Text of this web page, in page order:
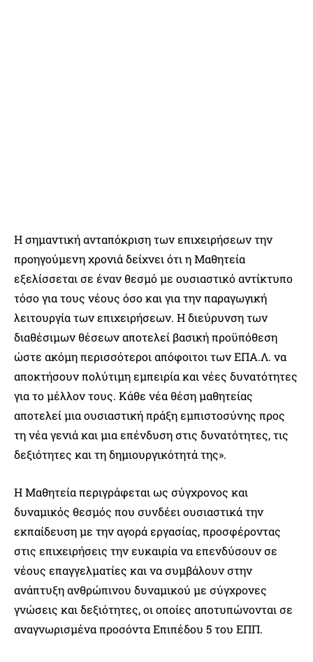
Η σημαντική ανταπόκριση των επιχειρήσεων την
προηγούμενη χρονιά δείχνει ότι η Μαθητεία
εξελίσσεται σε έναν θεσμό με ουσιαστικό αντίκτυπο
τόσο για τους νέους όσο και για την παραγωγική
λειτουργία των επιχειρήσεων. Η διεύρυνση των
διαθέσιμων θέσεων αποτελεί βασική προϋπόθεση
ώστε ακόμη περισσότεροι απόφοιτοι των ΕΠΑ.Λ. να
αποκτήσουν πολύτιμη εμπειρία και νέες δυνατότητες
για το μέλλον τους. Κάθε νέα θέση μαθητείας
αποτελεί μια ουσιαστική πράξη εμπιστοσύνης προς
τη νέα γενιά και μια επένδυση στις δυνατότητες, τις
δεξιότητες και τη δημιουργικότητά της».
Η Μαθητεία περιγράφεται ως σύγχρονος και
δυναμικός θεσμός που συνδέει ουσιαστικά την
εκπαίδευση με την αγορά εργασίας, προσφέροντας
στις επιχειρήσεις την ευκαιρία να επενδύσουν σε
νέους επαγγελματίες και να συμβάλουν στην
ανάπτυξη ανθρώπινου δυναμικού με σύγχρονες
γνώσεις και δεξιότητες, οι οποίες αποτυπώνονται σε
αναγνωρισμένα προσόντα Επιπέδου 5 του ΕΠΠ.